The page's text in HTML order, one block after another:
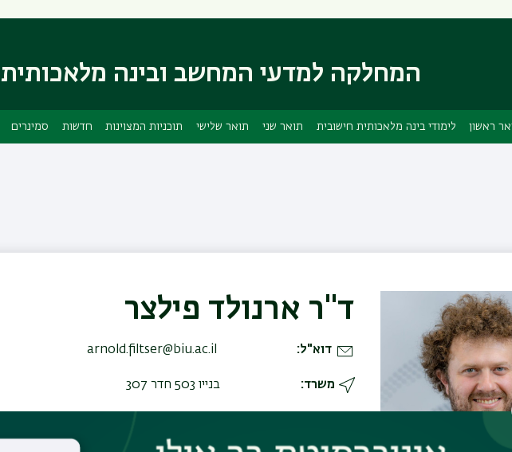
ראשי
המחלקה למדעי המחשב ובינה מלאכותית
ראשון לימודי בינה מלאכותית חישובית תואר שני תואר שלישי תוכניות המצוינות חדשות סמינרים
ד"ר ארנולד פילצר
דוא"ל arnold.filtser@biu.ac.il
משרד בנייו 503 חדר 307